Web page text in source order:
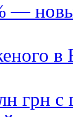
в
грн с